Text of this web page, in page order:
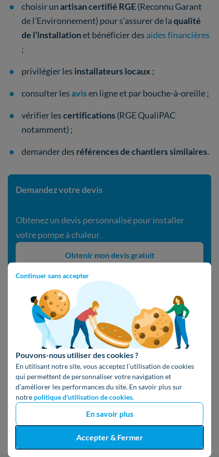
Continuer sans accepter
Pouvons-nous utiliser des cookies ?
En utilisant notre site, vous acceptez l’utilisation de cookies
qui permettent de personnaliser votre navigation et
d’améliorer les performances du site. En savoir plus sur
notre politique d'utilisation de cookies.
En savoir plus
Accepter & Fermer
choisir unartisan certifié RGE(Reconnu Garant
de l’Environnement) pour s’assurer de laqualité
de l’installationet bénéficier des aides financières
;
privilégier les installateurs locaux ;
consulter lesavisen ligne et par bouche-à-oreille ;
vérifier lescertifications (RGE QualiPAC
notamment) ;
demander des références de chantiers similaires.
Demandez votre devis
Obtenez un devis personnalisé pour installer
votre pompe à chaleur.
Obtenir mon devis gratuit
FAQ : vos questions sur le devis pompe
à chaleur air-eau
Quel est le prix d’une pompe à chaleur air-eau ?
Leprix moyen d’une pompe à chaleur air-eau
sans
l’installation est comprisentre 7 000 et 13 000 € TTC
Avec la pose comptez10 000 à 15 000 €et jusqu’à
000 €avec production d’eau chaude sanitaire.
La surface à chauffer peut cependant impacter ce prix,
prévoyez environ90 à 130 €/m²TTC en comptant les